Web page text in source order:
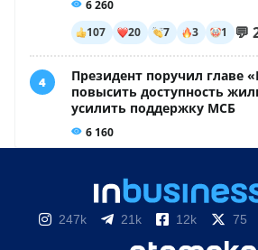
247k 21k 12k 75